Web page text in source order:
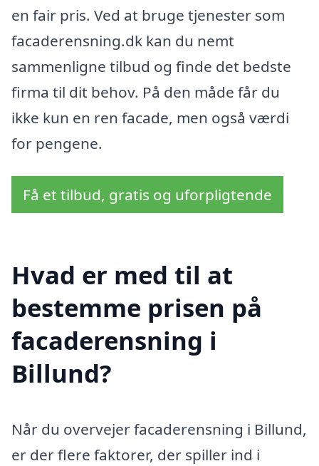
en fair pris. Ved at bruge tjenester som
facaderensning.dk kan du nemt
sammenligne tilbud og finde det bedste
firma til dit behov. På den måde får du
ikke kun en ren facade, men også værdi
for pengene.
Få et tilbud, gratis og uforpligtende
Hvad er med til at
bestemme prisen på
facaderensning i
Billund?
Når du overvejer facaderensning i Billund,
er der flere faktorer, der spiller ind i